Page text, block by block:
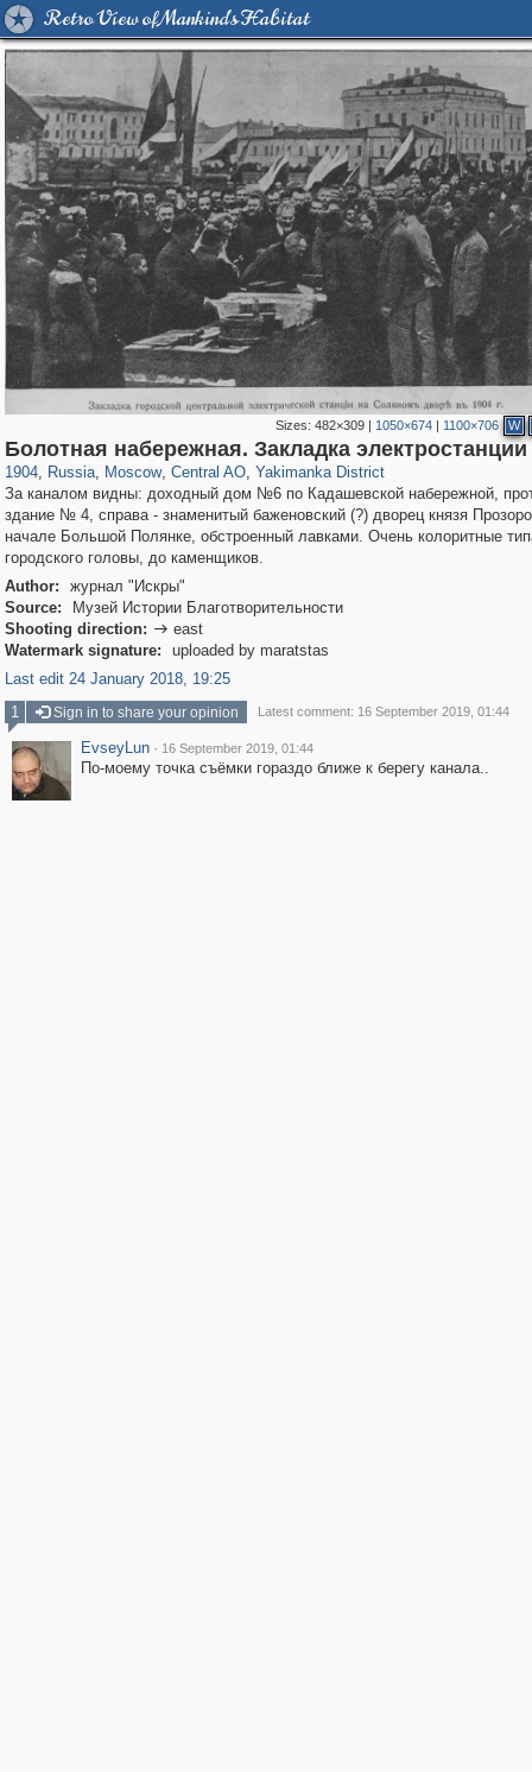
Retro View of Mankind's Habitat
Sizes: 482×309| 1050×674| 1100×706 W
Болотная набережная. Закладка электростанции
1904, Russia
1,405,939 29,243
, Moscow
319,716 8,286
, Central AO
159,930 5,916
, Yakimanka District
13,374 458
За каналом видны: доходный дом №6 по Кадашевской набережной,
здание № 4, справа - знаменитый баженовский (?) дворец князя
начале Большой Полянке, обстроенный лавками. Очень колоритные
городского головы, до каменщиков.
Author:
журнал "Искры"
Source:
Музей Истории Благотворительности
Shooting direction:  east
Watermark signature:
uploaded by maratstas
Last edit 24 January 2018, 19:25
1
Sign in to share your opinion Latest comment: 16 September 2019, 01:44
EvseyLun · 16 September 2019, 01:44
По-моему точка съёмки гораздо ближе к берегу канала..